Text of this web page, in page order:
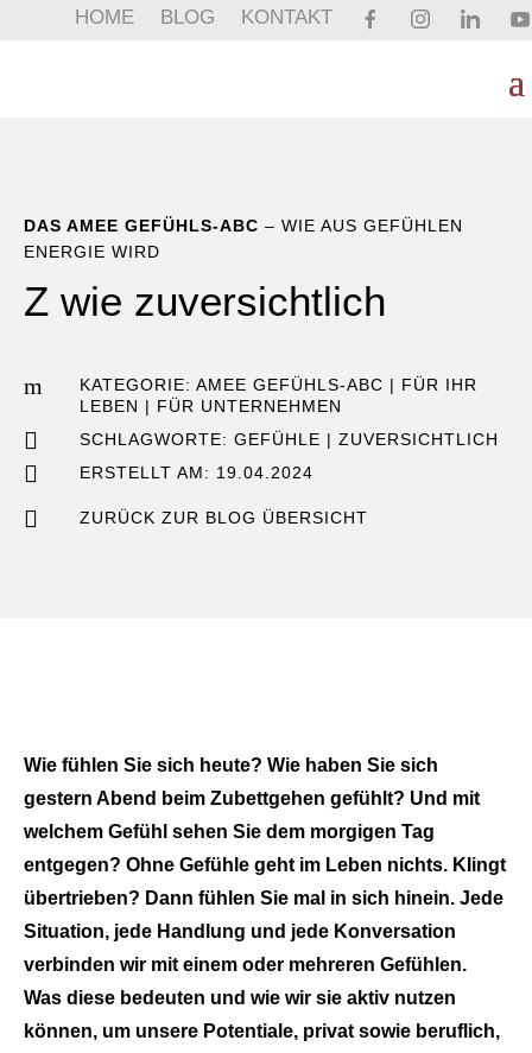
HOME BLOG KONTAKT
DAS AMEE GEFÜHLS-ABC – WIE AUS GEFÜHLEN
ENERGIE WIRD
Z wie zuversichtlich
m KATEGORIE: AMEE GEFÜHLS-ABC | FÜR IHR
LEBEN | FÜR UNTERNEHMEN
 SCHLAGWORTE: GEFÜHLE | ZUVERSICHTLICH
 ERSTELLT AM: 19.04.2024
 ZURÜCK ZUR BLOG ÜBERSICHT
Wie fühlen Sie sich heute? Wie haben Sie sich
gestern Abend beim Zubettgehen gefühlt? Und mit
welchem Gefühl sehen Sie dem morgigen Tag
entgegen? Ohne Gefühle geht im Leben nichts. Klingt
übertrieben? Dann fühlen Sie mal in sich hinein. Jede
Situation, jede Handlung und jede Konversation
verbinden wir mit einem oder mehreren Gefühlen.
Was diese bedeuten und wie wir sie aktiv nutzen
können, um unsere Potentiale, privat sowie beruflich,